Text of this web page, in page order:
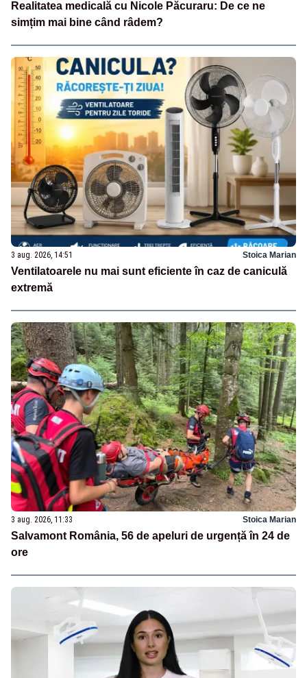
Realitatea medicală cu Nicole Păcuraru: De ce ne
simțim mai bine când râdem?
3 aug. 2026, 14:51 Stoica Marian
Ventilatoarele nu mai sunt eficiente în caz de caniculă
extremă
3 aug. 2026, 11:33 Stoica Marian
Salvamont România, 56 de apeluri de urgență în 24 de
ore